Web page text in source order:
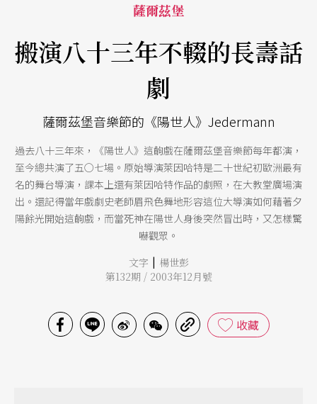
薩爾茲堡
搬演八十三年不輟的長壽話
劇
薩爾茲堡音樂節的《陽世人》Jedermann
過去八十三年來，《陽世人》這齣戲在薩爾茲堡音樂節每年都演，
至今總共演了五○七場。原始導演萊因哈特是二十世紀初歐洲最有
名的舞台導演，課本上還有萊因哈特作品的劇照，在大教堂廣場演
出。還記得當年戲劇史老師眉飛色舞地形容這位大導演如何藉著夕
陽餘光開始這齣戲，而當死神在陽世人身後突然冒出時，又怎樣驚
嚇觀眾。
文字 | 楊世彭
第132期 / 2003年12月號
收藏